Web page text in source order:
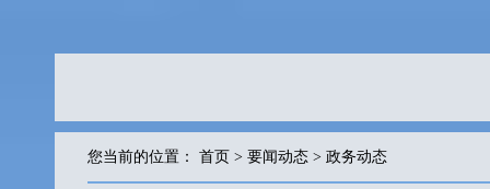
您当前的位置： 首页 > 要闻动态 > 政务动态